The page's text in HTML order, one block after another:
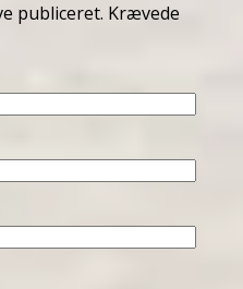
publiceret. Krævede